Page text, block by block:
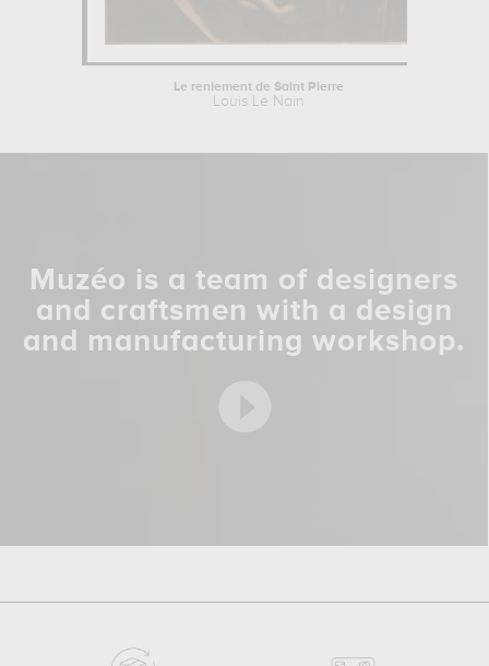
Le reniement de Saint Pierre
Louis Le Nain
Muzéo is a team of designers
and craftsmen with a design
and manufacturing workshop.